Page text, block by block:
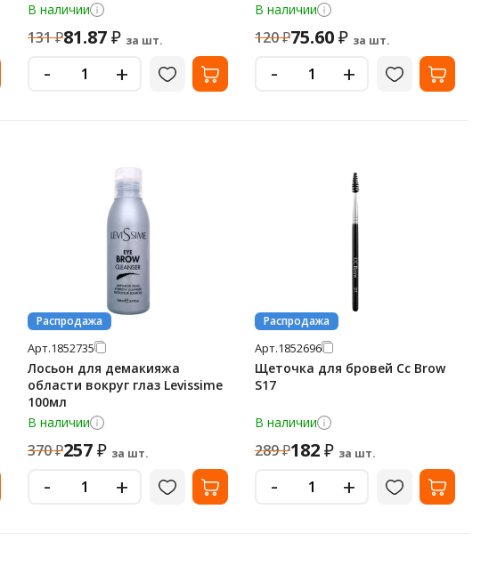
В наличии
131₽81.87₽ за шт.
- +
В наличии
120₽75.60₽ за шт.
- +
Распродажа
Арт.1852735
Лосьон для демакияжа
области вокруг глаз Levissime
100мл
В наличии
370₽257₽ за шт.
- +
Распродажа
Арт.1852696
Щеточка для бровей Cc Brow
S17
В наличии
289₽182₽ за шт.
- +